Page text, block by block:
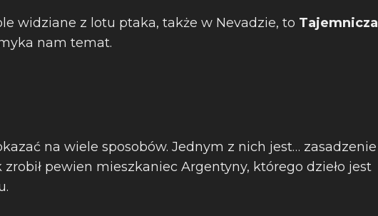
widziane z lotu ptaka, także w Nevadzie, to Tajemnicza
nam temat.
na wiele sposobów. Jednym z nich jest… zasadzenie
zrobił pewien mieszkaniec Argentyny, którego dzieło jest